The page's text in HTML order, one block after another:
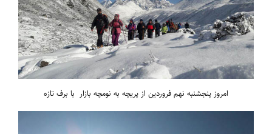
امروز پنجشنبه نهم فروردین از پریچه به نومچه بازار با برف تازه